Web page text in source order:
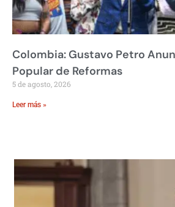
Colombia: Gustavo Petro
Popular de Reformas
5 de agosto, 2026
Leer más »